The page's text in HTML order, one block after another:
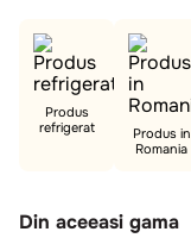
. ceafa
aripi
croissant
Produs
refrigerat
Produs in
Romania
Din aceeasi gama